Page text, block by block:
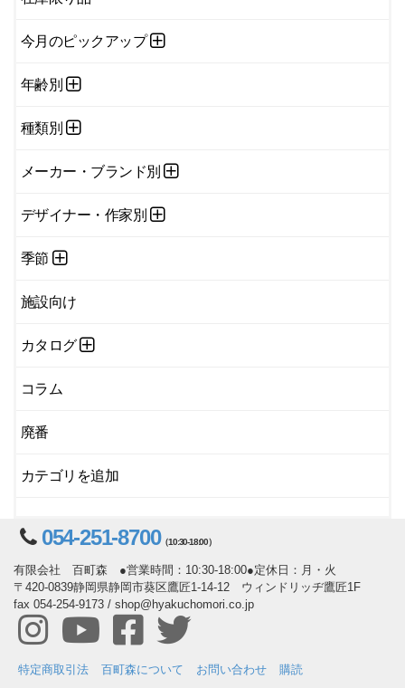
今月のピックアップ
年齢別
種類別
メーカー・ブランド別
デザイナー・作家別
季節
施設向け
カタログ
コラム
廃番
カテゴリを追加
054-251-8700（10:30-18:00）
有限会社 百町森 ●営業時間：10:30-18:00●定休日：月・火
〒420-0839静岡県静岡市葵区鷹匠1-14-12 ウィンドリッヂ鷹匠1F
fax 054-254-9173 / shop@hyakuchomori.co.jp
特定商取引法 百町森について お問い合わせ 購読